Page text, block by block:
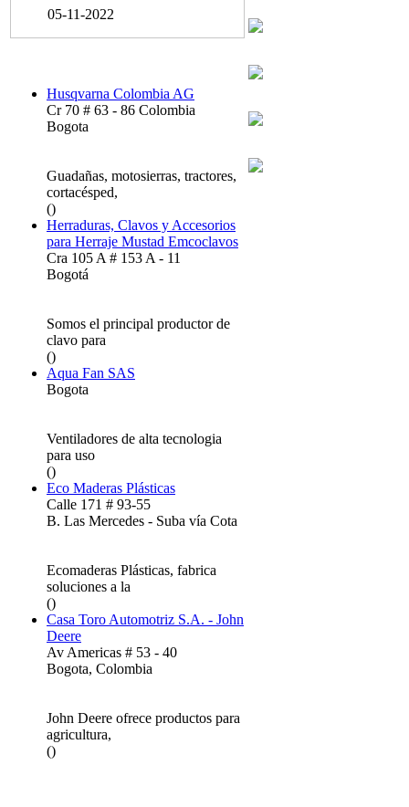
05-11-2022
Husqvarna Colombia AG
Cr 70 # 63 - 86 Colombia
Bogota
Guadañas, motosierras, tractores,
cortacésped,
()
Herraduras, Clavos y Accesorios
para Herraje Mustad Emcoclavos
Cra 105 A # 153 A - 11
Bogotá
Somos el principal productor de
clavo para
()
Aqua Fan SAS
Bogota
Ventiladores de alta tecnologia
para uso
()
Eco Maderas Plásticas
Calle 171 # 93-55
B. Las Mercedes - Suba vía Cota
Ecomaderas Plásticas, fabrica
soluciones a la
()
Casa Toro Automotriz S.A. - John
Deere
Av Americas # 53 - 40
Bogota, Colombia
John Deere ofrece productos para
agricultura,
()